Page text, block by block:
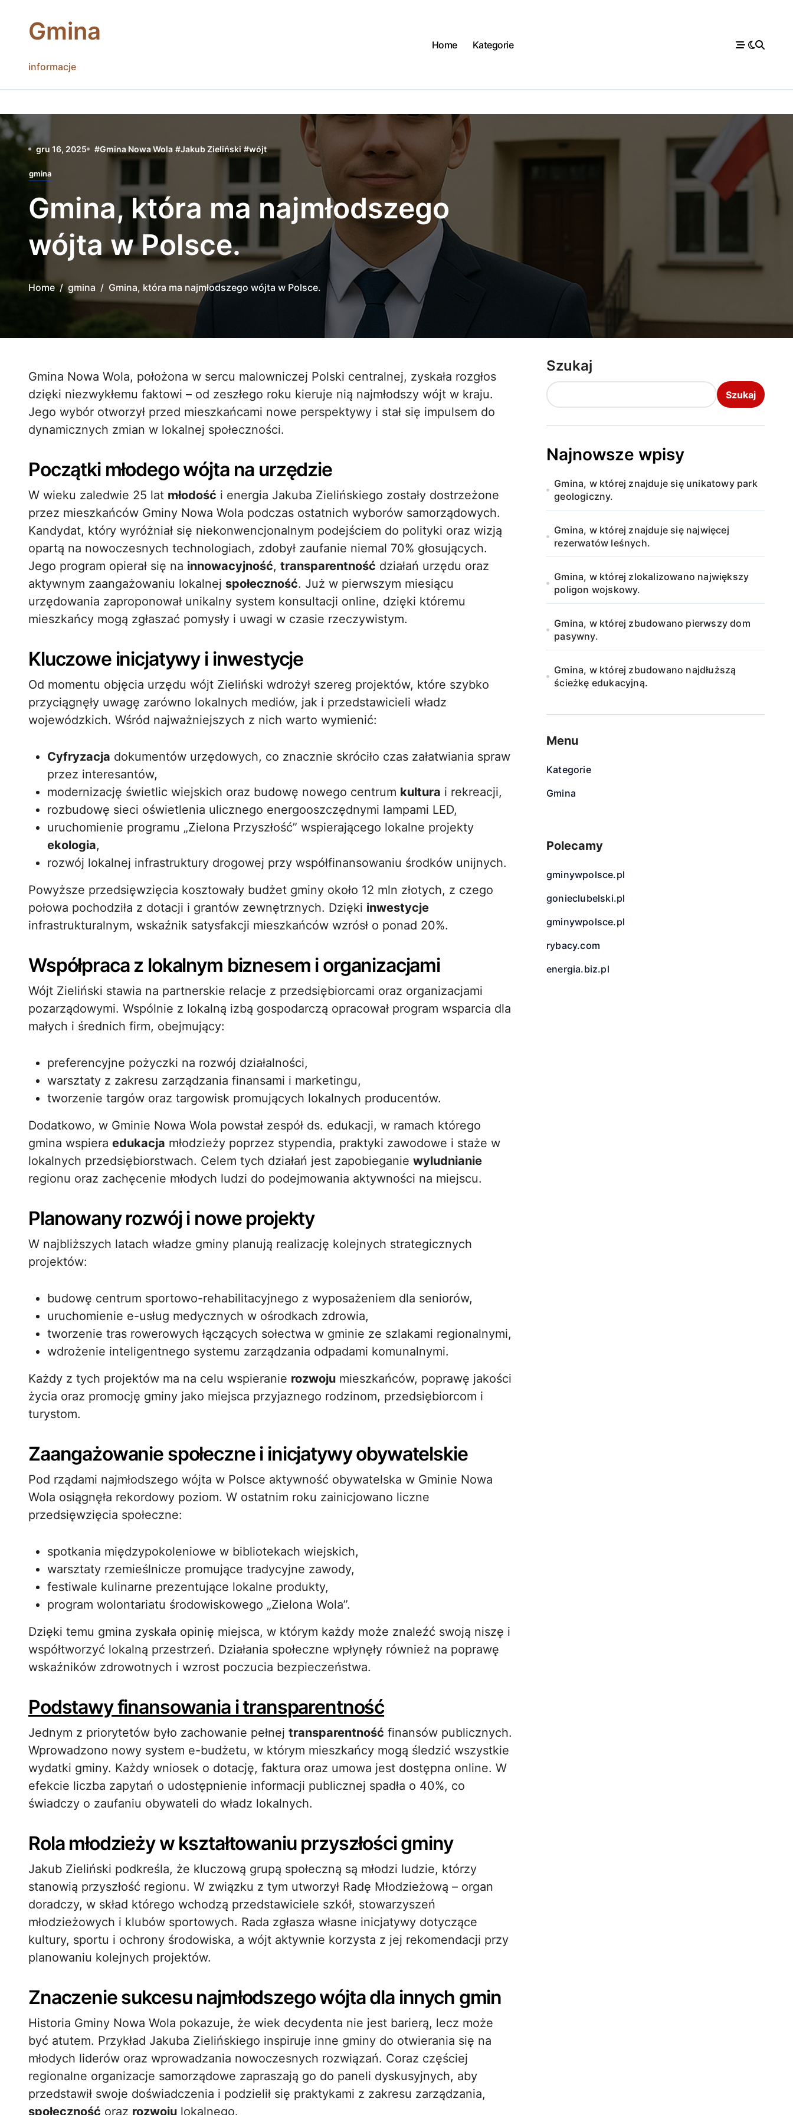
contentGmina
informacje
Home Kategorie
gru 16, 2025 #Gmina Nowa Wola #Jakub Zieliński #wójt
gmina
Gmina, która ma najmłodszego
wójta w Polsce.
Home gmina Gmina, która ma najmłodszego wójta w Polsce.
Gmina Nowa Wola, położona w sercu malowniczej Polski centralnej, zyskała rozgłos
dzięki niezwykłemu faktowi – od zeszłego roku kieruje nią najmłodszy wójt w kraju.
Jego wybór otworzył przed mieszkańcami nowe perspektywy i stał się impulsem do
dynamicznych zmian w lokalnej społeczności.
Początki młodego wójta na urzędzie
W wieku zaledwie 25 lat młodość i energia Jakuba Zielińskiego zostały dostrzeżone
przez mieszkańców Gminy Nowa Wola podczas ostatnich wyborów samorządowych.
Kandydat, który wyróżniał się niekonwencjonalnym podejściem do polityki oraz wizją
opartą na nowoczesnych technologiach, zdobył zaufanie niemal 70% głosujących.
Jego program opierał się na innowacyjność, transparentność działań urzędu oraz
aktywnym zaangażowaniu lokalnej społeczność. Już w pierwszym miesiącu
urzędowania zaproponował unikalny system konsultacji online, dzięki któremu
mieszkańcy mogą zgłaszać pomysły i uwagi w czasie rzeczywistym.
Kluczowe inicjatywy i inwestycje
Od momentu objęcia urzędu wójt Zieliński wdrożył szereg projektów, które szybko
przyciągnęły uwagę zarówno lokalnych mediów, jak i przedstawicieli władz
wojewódzkich. Wśród najważniejszych z nich warto wymienić:
Cyfryzacja dokumentów urzędowych, co znacznie skróciło czas załatwiania spraw
przez interesantów,
modernizację świetlic wiejskich oraz budowę nowego centrum kultura i rekreacji,
rozbudowę sieci oświetlenia ulicznego energooszczędnymi lampami LED,
uruchomienie programu „Zielona Przyszłość” wspierającego lokalne projekty
ekologia,
rozwój lokalnej infrastruktury drogowej przy współfinansowaniu środków unijnych.
Powyższe przedsięwzięcia kosztowały budżet gminy około 12 mln złotych, z czego
połowa pochodziła z dotacji i grantów zewnętrznych. Dzięki inwestycje
infrastrukturalnym, wskaźnik satysfakcji mieszkańców wzrósł o ponad 20%.
Współpraca z lokalnym biznesem i organizacjami
Wójt Zieliński stawia na partnerskie relacje z przedsiębiorcami oraz organizacjami
pozarządowymi. Wspólnie z lokalną izbą gospodarczą opracował program wsparcia dla
małych i średnich firm, obejmujący:
preferencyjne pożyczki na rozwój działalności,
warsztaty z zakresu zarządzania finansami i marketingu,
tworzenie targów oraz targowisk promujących lokalnych producentów.
Dodatkowo, w Gminie Nowa Wola powstał zespół ds. edukacji, w ramach którego
gmina wspiera edukacja młodzieży poprzez stypendia, praktyki zawodowe i staże w
lokalnych przedsiębiorstwach. Celem tych działań jest zapobieganie wyludnianie
regionu oraz zachęcenie młodych ludzi do podejmowania aktywności na miejscu.
Planowany rozwój i nowe projekty
W najbliższych latach władze gminy planują realizację kolejnych strategicznych
projektów:
budowę centrum sportowo-rehabilitacyjnego z wyposażeniem dla seniorów,
uruchomienie e-usług medycznych w ośrodkach zdrowia,
tworzenie tras rowerowych łączących sołectwa w gminie ze szlakami regionalnymi,
wdrożenie inteligentnego systemu zarządzania odpadami komunalnymi.
Każdy z tych projektów ma na celu wspieranie rozwoju mieszkańców, poprawę jakości
życia oraz promocję gminy jako miejsca przyjaznego rodzinom, przedsiębiorcom i
turystom.
Zaangażowanie społeczne i inicjatywy obywatelskie
Pod rządami najmłodszego wójta w Polsce aktywność obywatelska w Gminie Nowa
Wola osiągnęła rekordowy poziom. W ostatnim roku zainicjowano liczne
przedsięwzięcia społeczne:
spotkania międzypokoleniowe w bibliotekach wiejskich,
warsztaty rzemieślnicze promujące tradycyjne zawody,
festiwale kulinarne prezentujące lokalne produkty,
program wolontariatu środowiskowego „Zielona Wola”.
Dzięki temu gmina zyskała opinię miejsca, w którym każdy może znaleźć swoją niszę i
współtworzyć lokalną przestrzeń. Działania społeczne wpłynęły również na poprawę
wskaźników zdrowotnych i wzrost poczucia bezpieczeństwa.
Podstawy finansowania i transparentność
Jednym z priorytetów było zachowanie pełnej transparentność finansów publicznych.
Wprowadzono nowy system e-budżetu, w którym mieszkańcy mogą śledzić wszystkie
wydatki gminy. Każdy wniosek o dotację, faktura oraz umowa jest dostępna online. W
efekcie liczba zapytań o udostępnienie informacji publicznej spadła o 40%, co
świadczy o zaufaniu obywateli do władz lokalnych.
Rola młodzieży w kształtowaniu przyszłości gminy
Jakub Zieliński podkreśla, że kluczową grupą społeczną są młodzi ludzie, którzy
stanowią przyszłość regionu. W związku z tym utworzył Radę Młodzieżową – organ
doradczy, w skład którego wchodzą przedstawiciele szkół, stowarzyszeń
młodzieżowych i klubów sportowych. Rada zgłasza własne inicjatywy dotyczące
kultury, sportu i ochrony środowiska, a wójt aktywnie korzysta z jej rekomendacji przy
planowaniu kolejnych projektów.
Znaczenie sukcesu najmłodszego wójta dla innych gmin
Historia Gminy Nowa Wola pokazuje, że wiek decydenta nie jest barierą, lecz może
być atutem. Przykład Jakuba Zielińskiego inspiruje inne gminy do otwierania się na
młodych liderów oraz wprowadzania nowoczesnych rozwiązań. Coraz częściej
regionalne organizacje samorządowe zapraszają go do paneli dyskusyjnych, aby
przedstawił swoje doświadczenia i podzielił się praktykami z zakresu zarządzania,
społeczność oraz rozwoju lokalnego.
Szukaj
Szukaj
Najnowsze wpisy
Gmina, w której znajduje się unikatowy park
geologiczny.
Gmina, w której znajduje się najwięcej
rezerwatów leśnych.
Gmina, w której zlokalizowano największy
poligon wojskowy.
Gmina, w której zbudowano pierwszy dom
pasywny.
Gmina, w której zbudowano najdłuższą
ścieżkę edukacyjną.
Menu
Kategorie
Gmina
Polecamy
gminywpolsce.pl
gonieclubelski.pl
gminywpolsce.pl
rybacy.com
energia.biz.pl